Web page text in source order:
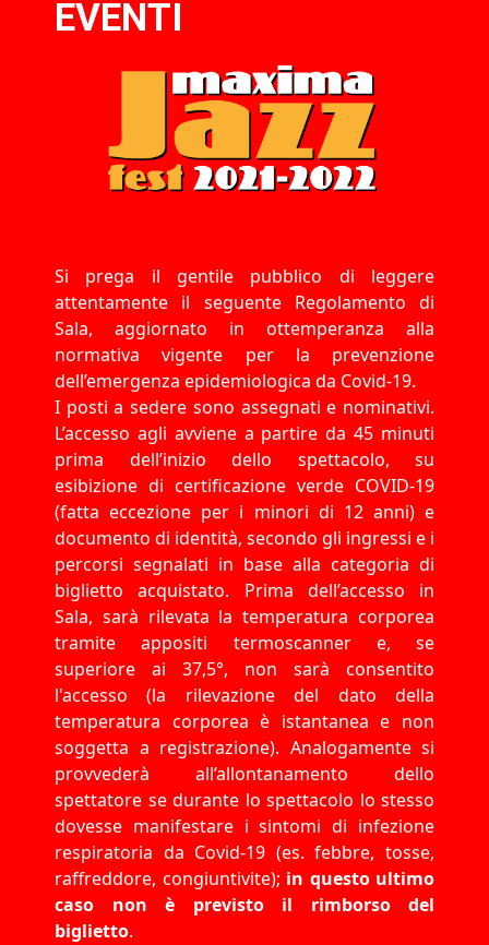
EVENTI
Si prega il gentile pubblico di leggere
attentamente il seguente Regolamento di
Sala, aggiornato in ottemperanza alla
normativa vigente per la prevenzione
dell’emergenza epidemiologica da Covid-19.
I posti a sedere sono assegnati e nominativi.
L’accesso agli avviene a partire da 45 minuti
prima dell’inizio dello spettacolo, su
esibizione di certificazione verde COVID-19
(fatta eccezione per i minori di 12 anni) e
documento di identità, secondo gli ingressi e i
percorsi segnalati in base alla categoria di
biglietto acquistato. Prima dell’accesso in
Sala, sarà rilevata la temperatura corporea
tramite appositi termoscanner e, se
superiore ai 37,5°, non sarà consentito
l'accesso (la rilevazione del dato della
temperatura corporea è istantanea e non
soggetta a registrazione). Analogamente si
provvederà all’allontanamento dello
spettatore se durante lo spettacolo lo stesso
dovesse manifestare i sintomi di infezione
respiratoria da Covid-19 (es. febbre, tosse,
raffreddore, congiuntivite); in questo ultimo
caso non è previsto il rimborso del
biglietto.